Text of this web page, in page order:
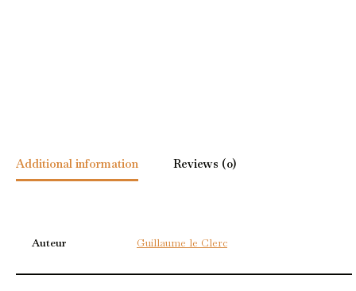
Additional information Reviews (0)
Auteur Guillaume le Clerc